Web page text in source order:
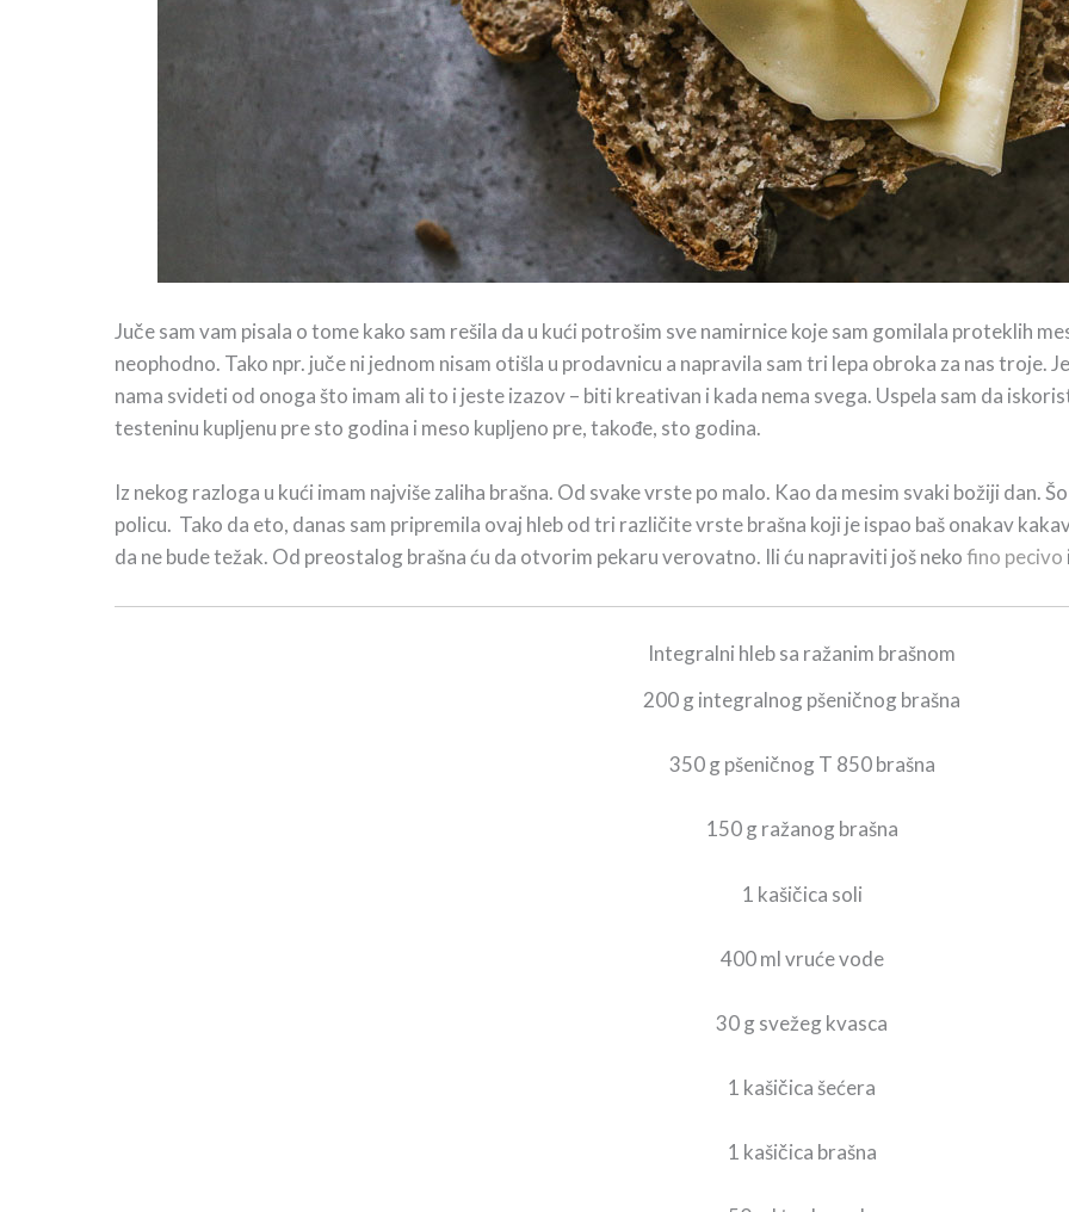
Juče sam vam pisala o tome kako sam rešila da u kući potrošim sve namirnice koje sam gomilala proteklih
neophodno. Tako npr. juče ni jednom nisam otišla u prodavnicu a napravila sam tri lepa obroka za nas troje.
nama svideti od onoga što imam ali to i jeste izazov – biti kreativan i kada nema svega. Uspela sam da
testeninu kupljenu pre sto godina i meso kupljeno pre, takođe, sto godina.
Iz nekog razloga u kući imam najviše zaliha brašna. Od svake vrste po malo. Kao da mesim svaki božiji dan.
policu. Tako da eto, danas sam pripremila ovaj hleb od tri različite vrste brašna koji je ispao baš onakav
da ne bude težak. Od preostalog brašna ću da otvorim pekaru verovatno. Ili ću napraviti još nekofino pecivo
Integralni hleb sa ražanim brašnom
200 g integralnog pšeničnog brašna
350 g pšeničnog T 850 brašna
150 g ražanog brašna
1 kašičica soli
400 ml vruće vode
30 g svežeg kvasca
1 kašičica šećera
1 kašičica brašna